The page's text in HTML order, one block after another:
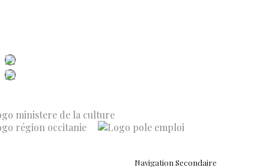
Navigation Secondaire